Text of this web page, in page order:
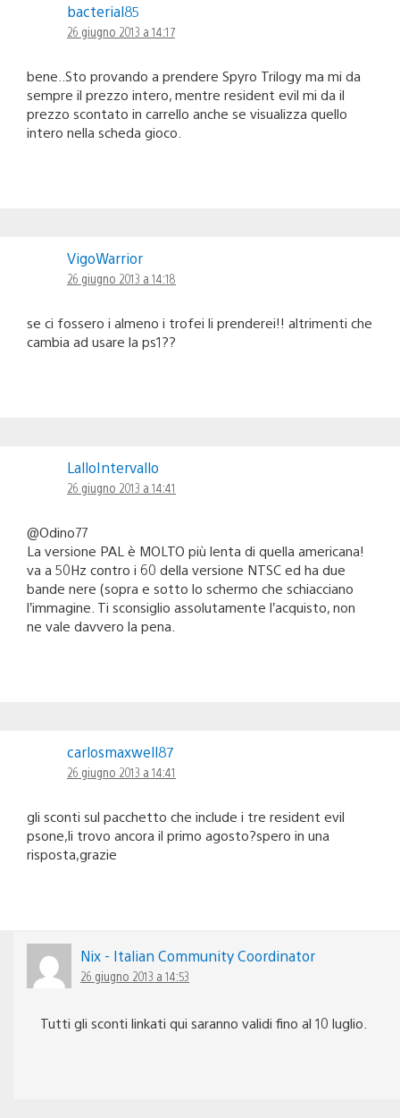
bacterial85
26 giugno 2013 a 14:17
bene..Sto provando a prendere Spyro Trilogy ma mi da
sempre il prezzo intero, mentre resident evil mi da il
prezzo scontato in carrello anche se visualizza quello
intero nella scheda gioco.
VigoWarrior
26 giugno 2013 a 14:18
se ci fossero i almeno i trofei li prenderei!! altrimenti che
cambia ad usare la ps1??
LalloIntervallo
26 giugno 2013 a 14:41
@Odino77
La versione PAL è MOLTO più lenta di quella americana!
va a 50Hz contro i 60 della versione NTSC ed ha due
bande nere (sopra e sotto lo schermo che schiacciano
l’immagine. Ti sconsiglio assolutamente l’acquisto, non
ne vale davvero la pena.
carlosmaxwell87
26 giugno 2013 a 14:41
gli sconti sul pacchetto che include i tre resident evil
psone,li trovo ancora il primo agosto?spero in una
risposta,grazie
Nix - Italian Community Coordinator
26 giugno 2013 a 14:53
Tutti gli sconti linkati qui saranno validi fino al 10 luglio.